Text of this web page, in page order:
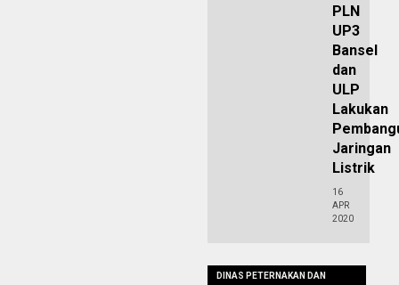
PLN
UP3
Bansel
dan
ULP
Lakukan
Jaringan
Listrik
16
APR
2020
DINAS PETERNAKAN DAN